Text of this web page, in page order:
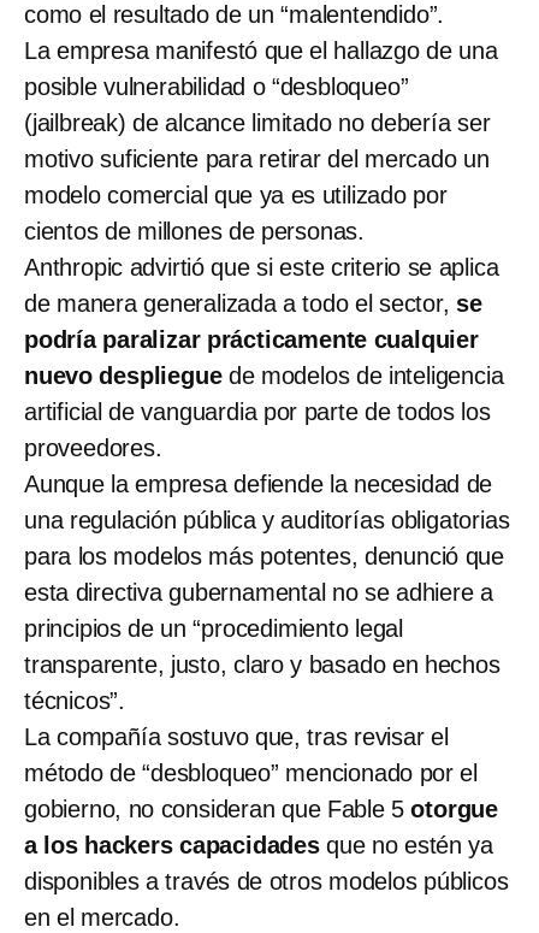
como el resultado de un “malentendido”.
La empresa manifestó que el hallazgo de una
posible vulnerabilidad o “desbloqueo”
(jailbreak) de alcance limitado no debería ser
motivo suficiente para retirar del mercado un
modelo comercial que ya es utilizado por
cientos de millones de personas.
Anthropic advirtió que si este criterio se aplica
de manera generalizada a todo el sector, se
podría paralizar prácticamente cualquier
nuevo desplieguede modelos de inteligencia
artificial de vanguardia por parte de todos los
proveedores.
Aunque la empresa defiende la necesidad de
una regulación pública y auditorías obligatorias
para los modelos más potentes, denunció que
esta directiva gubernamental no se adhiere a
principios de un “procedimiento legal
transparente, justo, claro y basado en hechos
técnicos”.
La compañía sostuvo que, tras revisar el
método de “desbloqueo” mencionado por el
gobierno, no consideran que Fable 5otorgue
a los hackers capacidadesque no estén ya
disponibles a través de otros modelos públicos
en el mercado.